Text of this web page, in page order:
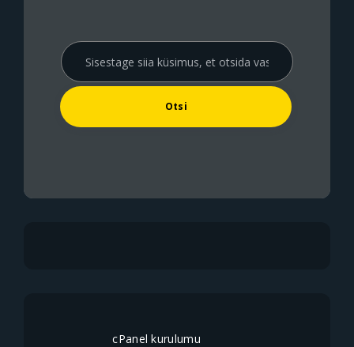
cPanel kurulumu